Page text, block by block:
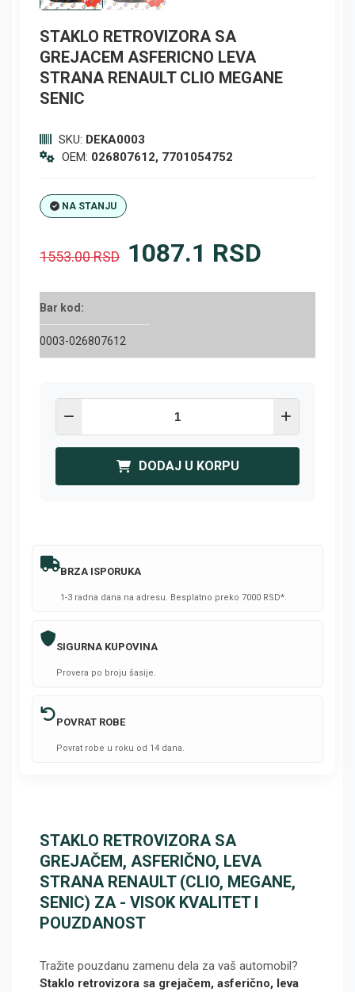
STAKLO RETROVIZORA SA
GREJACEM ASFERICNO LEVA
STRANA RENAULT CLIO MEGANE
SENIC
SKU: DEKA0003
OEM: 026807612, 7701054752
NA STANJU
1553.00 RSD 1087.1 RSD
Bar kod:
0003-026807612
DODAJ U KORPU
BRZA ISPORUKA
1-3 radna dana na adresu. Besplatno preko 7000 RSD*.
SIGURNA KUPOVINA
Provera po broju šasije.
POVRAT ROBE
Povrat robe u roku od 14 dana.
STAKLO RETROVIZORA SA
GREJAČEM, ASFERIČNO, LEVA
STRANA RENAULT (CLIO, MEGANE,
SENIC) ZA - VISOK KVALITET I
POUZDANOST
Tražite pouzdanu zamenu dela za vaš automobil?
Staklo retrovizora sa grejačem, asferično, leva